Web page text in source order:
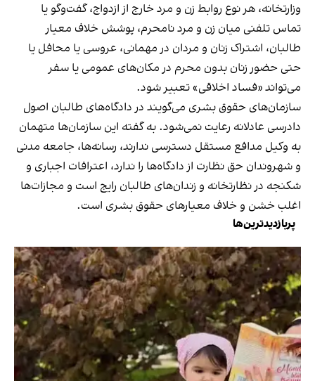
وزارتخانه، هر نوع روابط زن و مرد خارج از ازدواج، گفت‌وگو یا
تماس تلفنی میان زن و مرد نامحرم، پوشش خلاف معیار
طالبان، اشتراک زنان و مردان در مهمانی، عروسی یا محافل یا
حتی حضور زنان بدون محرم در مکان‌های عمومی یا سفر
می‌تواند «فساد اخلاقی» تعبیر شود.
سازمان‌های حقوق بشری می‌گویند در دادگاه‌های طالبان اصول
دادرسی عادلانه رعایت نمی‌شود. به گفته این سازمان‌ها متهمان
به وکیل مدافع مستقل دسترسی ندارند، رسانه‌ها، جامعه مدنی
و شهروندان حق نظارت از دادگاه‌ها را ندارد، اعترافات اجباری و
شکنجه در نظارتخانه و زندان‌های طالبان رایج است و مجازات‌ها
اغلب خشن و خلاف معیارهای حقوق بشری است.
پربازدیدترین‌ها